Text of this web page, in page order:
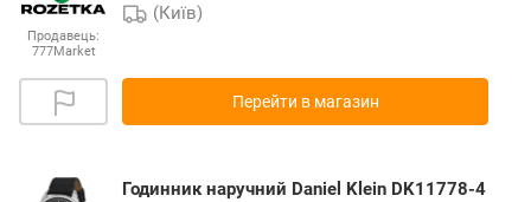
Продавець:
777Market
(Київ)
Перейти в магазин
Годинник наручний Daniel Klein DK11778-4